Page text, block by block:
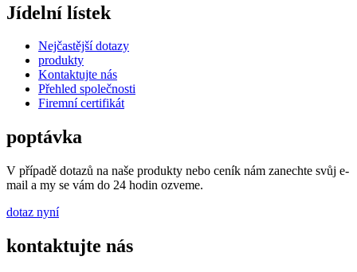
Jídelní lístek
Nejčastější dotazy
produkty
Kontaktujte nás
Přehled společnosti
Firemní certifikát
poptávka
V případě dotazů na naše produkty nebo ceník nám zanechte svůj e-
mail a my se vám do 24 hodin ozveme.
dotaz nyní
kontaktujte nás